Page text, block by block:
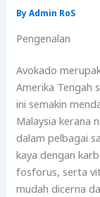
ByAdmin RoS
Pengenalan
Avokado
Amerika Tengah
ini semakin
Malaysia kerana
dalam pelbagai
kaya dengan
fosforus, serta
mudah dicerna